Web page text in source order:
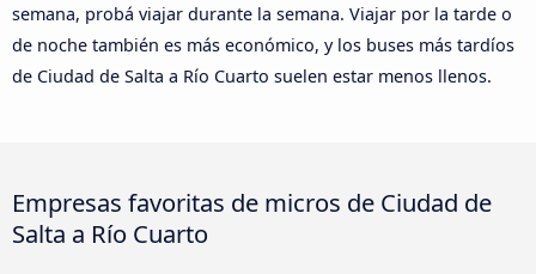
semana, probá viajar durante la semana. Viajar por la tarde o
de noche también es más económico, y los buses más tardíos
de Ciudad de Salta a Río Cuarto suelen estar menos llenos.
Empresas favoritas de micros de Ciudad de
Salta a Río Cuarto